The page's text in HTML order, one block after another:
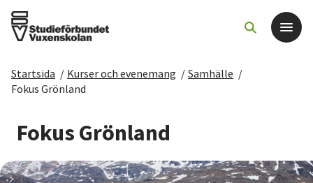
Det här gör vi
För dig som
Sök kurser och evenemang
Startsida / Kurser och evenemang / Samhälle /
Fokus Grönland
Fokus Grönland